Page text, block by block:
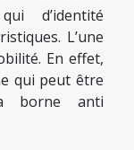
d’identité
L’une
En effet,
qui peut être
borne anti